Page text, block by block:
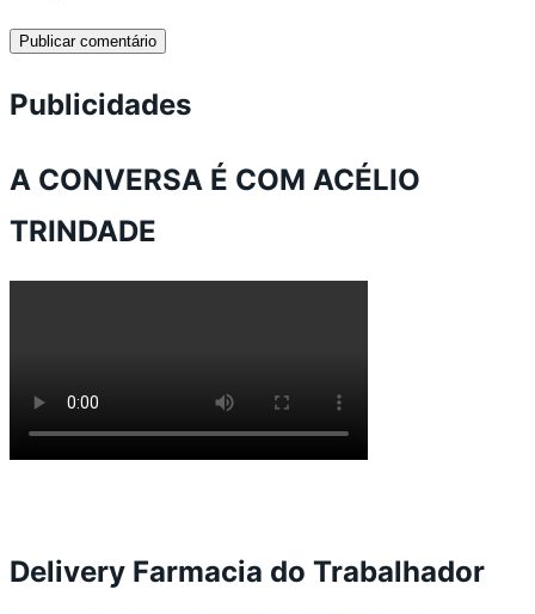
Publicidades
A CONVERSA É COM ACÉLIO
TRINDADE
Delivery Farmacia do Trabalhador